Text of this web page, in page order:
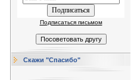
Подписаться письмом
Скажи "Спасибо"